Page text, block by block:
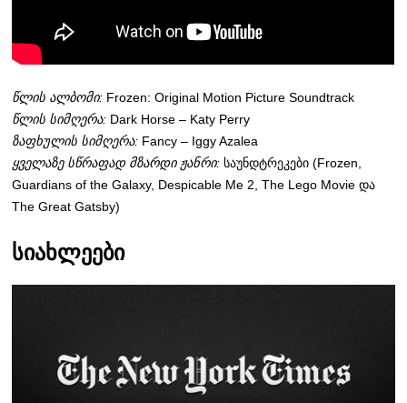
წლის ალბომი: Frozen: Original Motion Picture Soundtrack
წლის სიმღერა: Dark Horse – Katy Perry
ზაფხულის სიმღერა: Fancy – Iggy Azalea
ყველაზე სწრაფად მზარდი ჟანრი: საუნდტრეკები (Frozen,
Guardians of the Galaxy, Despicable Me 2, The Lego Movie და
The Great Gatsby)
სიახლეები